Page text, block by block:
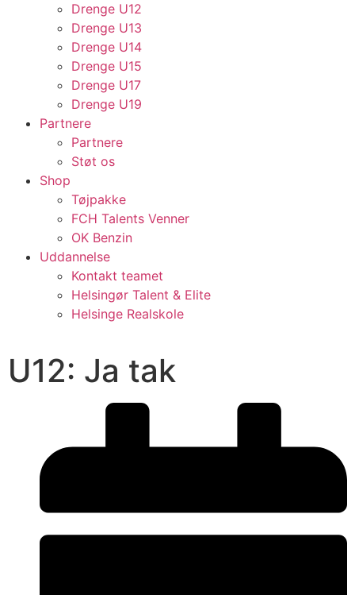
Drenge U12
Drenge U13
Drenge U14
Drenge U15
Drenge U17
Drenge U19
Partnere
Partnere
Støt os
Shop
Tøjpakke
FCH Talents Venner
OK Benzin
Uddannelse
Kontakt teamet
Helsingør Talent & Elite
Helsinge Realskole
U12: Ja tak